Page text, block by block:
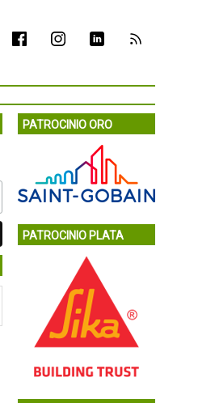
PATROCINIO ORO
PATROCINIO PLATA